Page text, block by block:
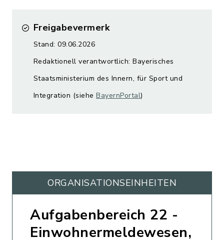
Freigabevermerk
Stand: 09.06.2026
Redaktionell verantwortlich: Bayerisches
Staatsministerium des Innern, für Sport und
Integration (siehe BayernPortal)
ORGANISATIONS­EINHEITEN
Aufgabenbereich 22 -
Einwohnermeldewesen,